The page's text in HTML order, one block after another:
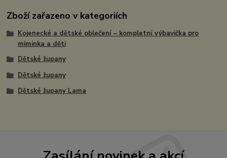
Zboží zařazeno v kategoriích
Kojenecké a dětské oblečení – kompletní výbavička pro
miminka a děti
Dětské župany
Dětské župany
Dětské župany Lama